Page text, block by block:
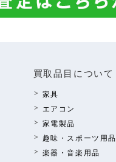
買取品⽬について
家具
エアコン
家電製品
趣味・スポーツ⽤品
楽器・⾳楽⽤品